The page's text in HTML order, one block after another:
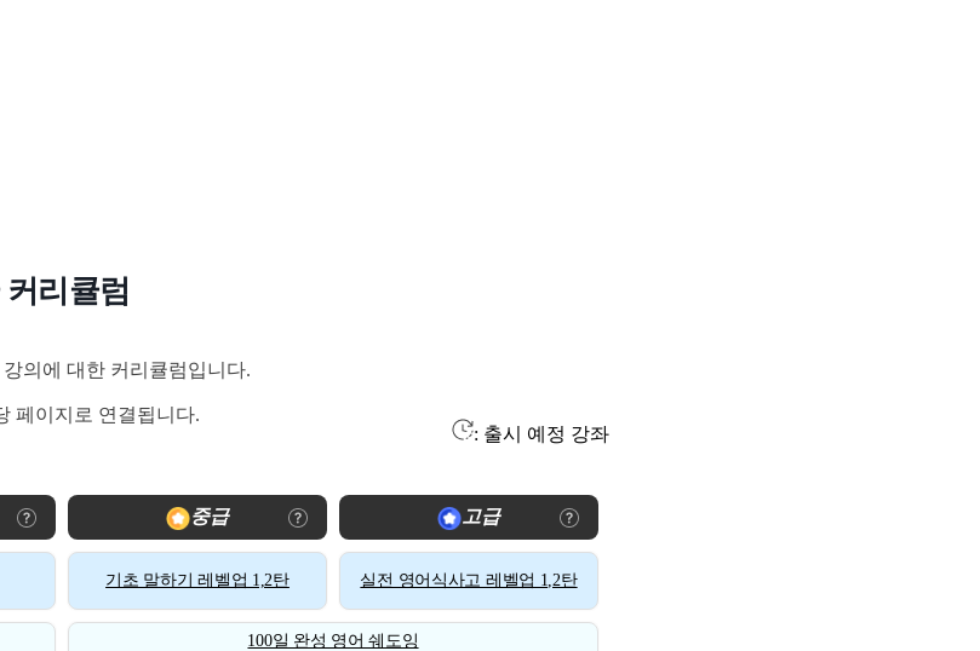
리큘럼
의에 대한 커리큘럼입니다.
페이지로 연결됩니다.
: 출시 예정 강좌
중급 고급
기초 말하기 레벨업 1,2탄 실전 영어식사고 레벨업 1,2탄
100일 완성 영어 쉐도잉